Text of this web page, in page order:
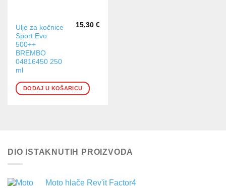
Ulje za kočnice
Sport Evo
500++
BREMBO
04816450 250
ml
15,30 €
DODAJ U KOŠARICU
DIO ISTAKNUTIH PROIZVODA
Moto hlače Rev'it Factor4